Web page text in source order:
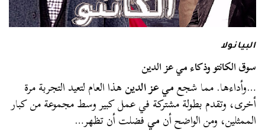
البيانولا
سوق الكانتو وذكاء مي عز الدين
…وأداءها. مما شجعمي عز الدينهذا العام لتعيد التجربة مرة
أخرى، وتقدم بطولة مشتركة في عمل كبير وسط مجموعة من كبار
الممثلين، ومن الواضح أنميفضلت أن تظهر…